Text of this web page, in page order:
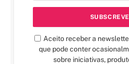
Aceito receber a
que pode conter
sobre iniciativas,